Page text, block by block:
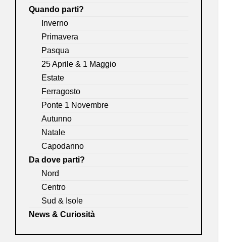
Quando parti?
Inverno
Primavera
Pasqua
25 Aprile & 1 Maggio
Estate
Ferragosto
Ponte 1 Novembre
Autunno
Natale
Capodanno
Da dove parti?
Nord
Centro
Sud & Isole
News & Curiosità